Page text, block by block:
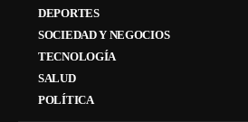
DEPORTES
SOCIEDAD Y NEGOCIOS
TECNOLOGÍA
SALUD
POLÍTICA